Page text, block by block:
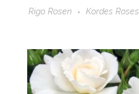
Rigo Rosen Kordes Roses